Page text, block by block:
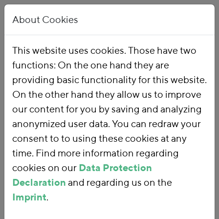
Our Work Topics Environmental Financial Reform
Environmental
Financial Reform
With an environmental financial
reform
About Cookies
This website uses cookies. Those have two
functions: On the one hand they are
providing basic functionality for this website.
On the other hand they allow us to improve
our content for you by saving and analyzing
anonymized user data. You can redraw your
consent to to using these cookies at any
time. Find more information regarding
cookies on our Data Protection
Declaration and regarding us on the
Imprint.